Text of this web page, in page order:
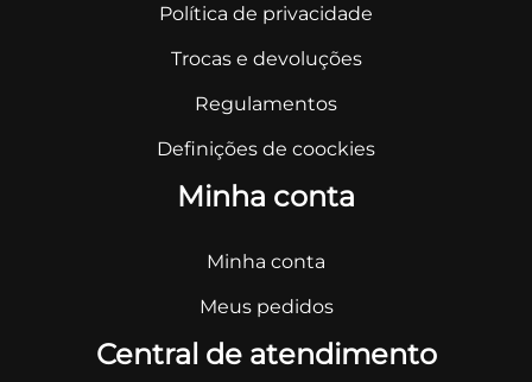
Política de privacidade
Trocas e devoluções
Regulamentos
Definições de coockies
Minha conta
Minha conta
Meus pedidos
Central de atendimento